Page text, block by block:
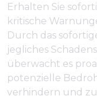
Erhalten Sie
kritische
Durch das
jegliches
überwacht es
potenzielle
verhindern und